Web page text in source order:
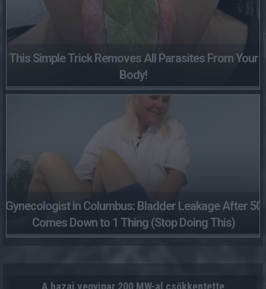
This Simple Trick Removes All Parasites From Your
Body!
Gynecologist in Columbus: Bladder Leakage After 50
Comes Down to 1 Thing (Stop Doing This)
A hazai vegyipar 200 MW-al csökkentette